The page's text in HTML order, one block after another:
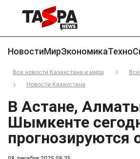
НовостиМирЭкономикаТехно
Все новости Казахстана и мира
Новости Казахстана
В Астане,
Шымкенте
прогнозируются